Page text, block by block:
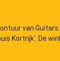
van
Kortrijk'. De